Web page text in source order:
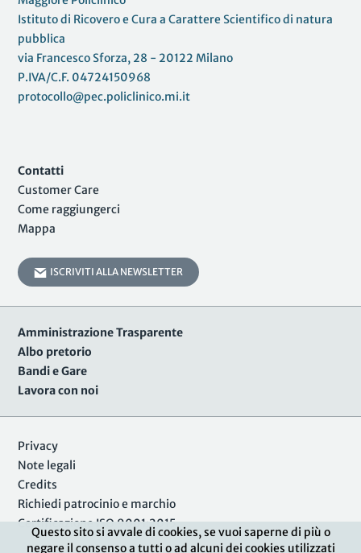
Questo sito si avvale di cookies, se vuoi saperne di più o
negare il consenso a tutti o ad alcuni dei cookies utilizzati
Istituto di Ricovero e Cura a Carattere Scientifico di natura
pubblica
via Francesco Sforza, 28 - 20122 Milano
P.IVA/C.F. 04724150968
protocollo@pec.policlinico.mi.it
Contatti
Customer Care
Come raggiungerci
Mappa
ISCRIVITI ALLA NEWSLETTER
Amministrazione Trasparente
Albo pretorio
Bandi e Gare
Lavora con noi
Privacy
Note legali
Credits
Richiedi patrocinio e marchio
Certificazione ISO 9001:2015